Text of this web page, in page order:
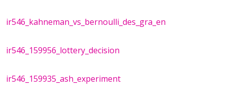
ir546_kahneman_vs_bernoulli_des_gra_en
ir546_159956_lottery_decision
ir546_159935_ash_experiment